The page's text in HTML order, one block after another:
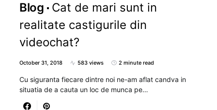
Blog
Cat de mari sunt in
realitate castigurile din
videochat?
October 31, 2018 583 views 2 minute read
Cu siguranta fiecare dintre noi ne-am aflat candva in
situatia de a cauta un loc de munca pe…